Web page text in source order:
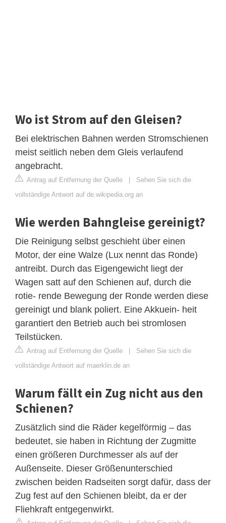
Wo ist Strom auf den Gleisen?
Bei elektrischen Bahnen werden Stromschienen
meist seitlich neben dem Gleis verlaufend
angebracht.
Antrag auf Entfernung der Quelle | Sehen Sie sich die
vollständige Antwort auf de.wikipedia.org an
Wie werden Bahngleise gereinigt?
Die Reinigung selbst geschieht über einen
Motor, der eine Walze (Lux nennt das Ronde)
antreibt. Durch das Eigengewicht liegt der
Wagen satt auf den Schienen auf, durch die
rotie- rende Bewegung der Ronde werden diese
gereinigt und blank poliert. Eine Akkuein- heit
garantiert den Betrieb auch bei stromlosen
Teilstücken.
Antrag auf Entfernung der Quelle | Sehen Sie sich die
vollständige Antwort auf maerklin.de an
Warum fällt ein Zug nicht aus den
Schienen?
Zusätzlich sind die Räder kegelförmig – das
bedeutet, sie haben in Richtung der Zugmitte
einen größeren Durchmesser als auf der
Außenseite. Dieser Größenunterschied
zwischen beiden Radseiten sorgt dafür, dass der
Zug fest auf den Schienen bleibt, da er der
Fliehkraft entgegenwirkt.